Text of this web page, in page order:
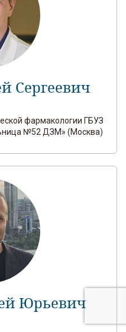
Сергеевич
фармакологии ГБУЗ
№52 ДЗМ» (Москва)
Юрьевич